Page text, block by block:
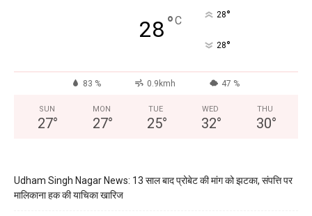
28°C 28°
28°
83 % 0.9kmh 47 %
SUN
27°
MON
27°
TUE
25°
WED
32°
THU
30°
Udham Singh Nagar News: 13 साल बाद प्रोबेट की मांग को झटका, संपत्ति पर
मालिकाना हक की याचिका खारिज